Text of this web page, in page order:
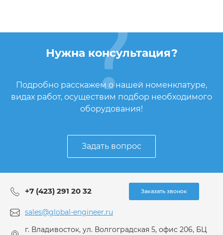
Нужна консультация?
Подробно расскажем о нашей номенклатуре,
видах работ, осуществим подбор необходимого
оборудования!
Задать вопрос
+7 (423) 291 20 32 Заказать звонок
sales@global-engineer.ru
г. Владивосток, ул. Волгоградская 5, офис 206, БЦ